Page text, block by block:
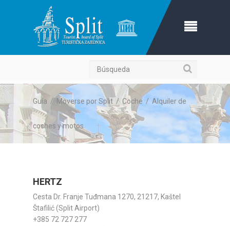
Búsqueda
Guía / Moverse por Split / Coche / Alquiler de
coches y motos
HERTZ
Cesta Dr. Franje Tuđmana 1270, 21217, Kaštel
Štafilić (Split Airport)
+385 72 727 277